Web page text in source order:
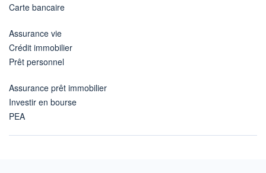
Carte bancaire
Assurance vie
Crédit immobilier
Prêt personnel
Assurance prêt immobilier
Investir en bourse
PEA